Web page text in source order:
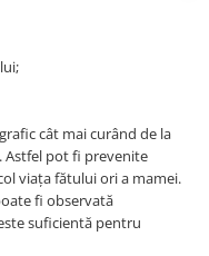
cât mai curând de la
pot fi prevenite
viața fătului ori a mamei.
fi observată
suficientă pentru